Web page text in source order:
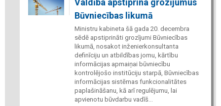
Būvniecības likumā
Ministru kabineta šā gada 20. decembra
sēdē apstiprināti grozījumi Būvniecības
likumā, nosakot inženierkonsultanta
definīciju un atbildības jomu, kārtību
informācijas apmaiņai būvniecību
kontrolējošo institūciju starpā, Būvniecības
informācijas sistēmas funkcionalitātes
paplašināšanu, kā arī regulējumu, lai
apvienotu būvdarbu vadīš...